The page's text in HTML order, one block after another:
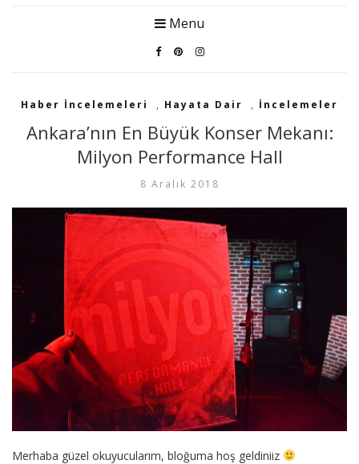
Menu
Haber İncelemeleri , Hayata Dair , İncelemeler
Ankara’nın En Büyük Konser Mekanı:
Milyon Performance Hall
8 Aralık 2018
Merhaba güzel okuyucularım, bloğuma hoş geldiniiz